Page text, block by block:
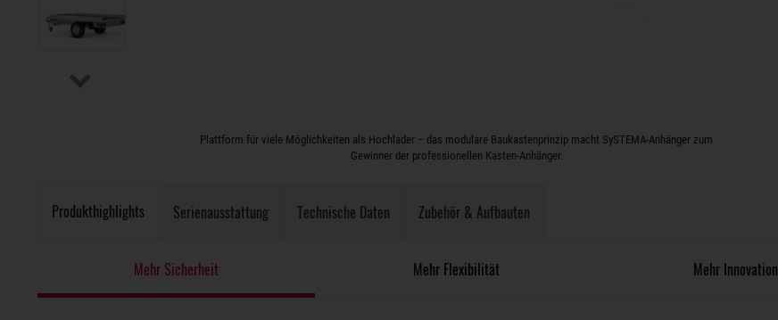
Plattform für viele Möglichkeiten als Hochlader – das modulare Baukastenprinzip macht SySTEMA-Anhänger zum
Gewinner der professionellen Kasten-Anhänger.
Produkthighlights Serienausstattung Technische Daten Zubehör & Aufbauten
Mehr Sicherheit Mehr Flexibilität Mehr Innovation